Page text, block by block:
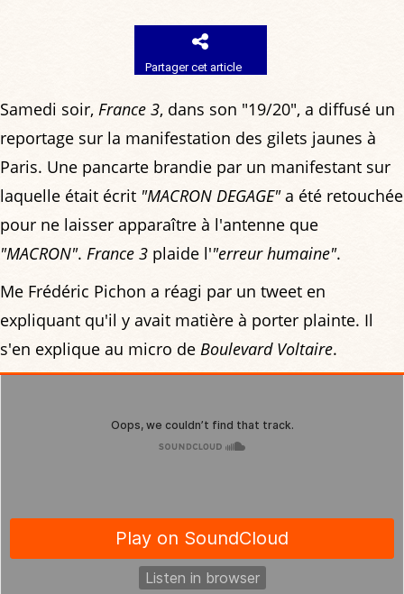
Partager cet article
Samedi soir, France 3, dans son "19/20", a diffusé un
reportage sur la manifestation des gilets jaunes à
Paris. Une pancarte brandie par un manifestant sur
laquelle était écrit "MACRON DEGAGE"a été retouchée
pour ne laisser apparaître à l'antenne que
"MACRON". France 3 plaide l'"erreur humaine".
Me Frédéric Pichon a réagi par un tweet en
expliquant qu'il y avait matière à porter plainte. Il
s'en explique au micro de Boulevard Voltaire.